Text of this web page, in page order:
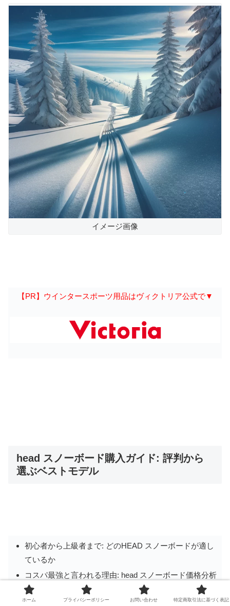
イメージ画像
【PR】ウインタースポーツ用品はヴィクトリア公式で▼
head スノーボード購入ガイド: 評判から
選ぶベストモデル
初心者から上級者まで: どのHEAD スノーボードが適し
ているか
コスパ最強と言われる理由: head スノーボード価格分析
実際のユーザー評価: head スノーボードの口コミ
ホーム プライバシーポリシー お問い合わせ 特定商取引法に基づく表記